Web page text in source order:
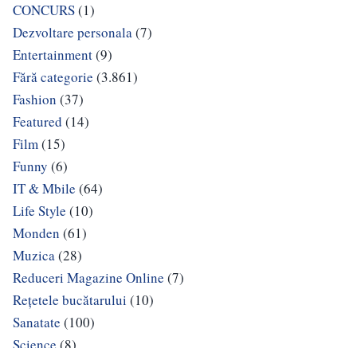
CONCURS(1)
Dezvoltare personala(7)
Entertainment(9)
Fără categorie (3.861)
Fashion (37)
Featured (14)
Film(15)
Funny (6)
IT & Mbile (64)
Life Style (10)
Monden (61)
Muzica(28)
Reduceri Magazine Online (7)
Rețetele bucătarului (10)
Sanatate (100)